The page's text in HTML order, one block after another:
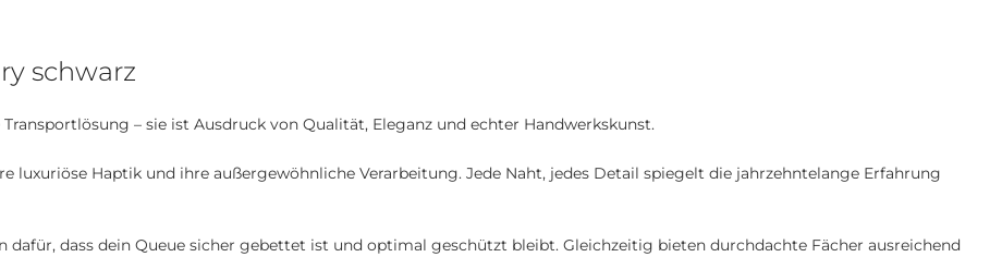
schwarz
– sie ist Ausdruck von Qualität, Eleganz und echter Handwerkskunst.
luxuriöse Haptik und ihre außergewöhnliche Verarbeitung. Jede Naht, jedes Detail spiegelt die jahrzehntelange Erfahrung
dass dein Queue sicher gebettet ist und optimal geschützt bleibt. Gleichzeitig bieten durchdachte Fächer ausreichend